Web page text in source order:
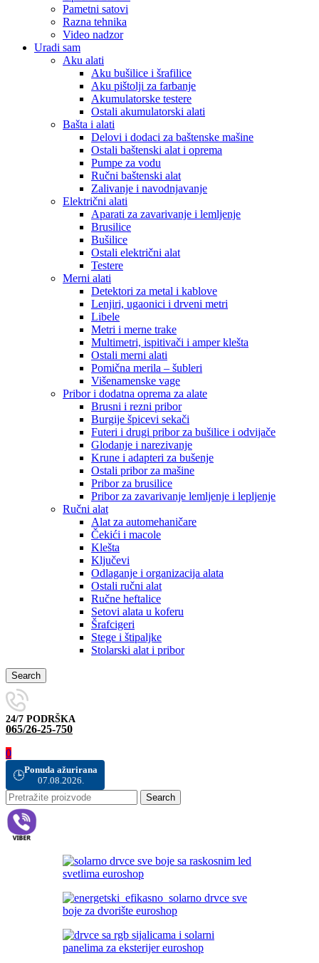
Pametni satovi
Razna tehnika
Video nadzor
Uradi sam
Aku alati
Aku bušilice i šrafilice
Aku pištolji za farbanje
Akumulatorske testere
Ostali akumulatorski alati
Bašta i alati
Delovi i dodaci za baštenske mašine
Ostali baštenski alat i oprema
Pumpe za vodu
Ručni baštenski alat
Zalivanje i navodnjavanje
Električni alati
Aparati za zavarivanje i lemljenje
Brusilice
Bušilice
Ostali električni alat
Testere
Merni alati
Detektori za metal i kablove
Lenjiri, ugaonici i drveni metri
Libele
Metri i merne trake
Multimetri, ispitivači i amper klešta
Ostali merni alati
Pomična merila – šubleri
Višenamenske vage
Pribor i dodatna oprema za alate
Brusni i rezni pribor
Burgije špicevi sekači
Futeri i drugi pribor za bušilice i odvijače
Glodanje i narezivanje
Krune i adapteri za bušenje
Ostali pribor za mašine
Pribor za brusilice
Pribor za zavarivanje lemljenje i lepljenje
Ručni alat
Alat za automehaničare
Čekići i macole
Klešta
Ključevi
Odlaganje i organizacija alata
Ostali ručni alat
Ručne heftalice
Setovi alata u koferu
Šrafcigeri
Stege i štipaljke
Stolarski alat i pribor
Search
24/7 PODRŠKA
065/26-25-750
0
🕒Ponuda ažurirana
07.08.2026.
Search